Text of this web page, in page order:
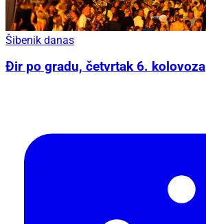
Šibenik danas
Đir po gradu, četvrtak 6. kolovoza